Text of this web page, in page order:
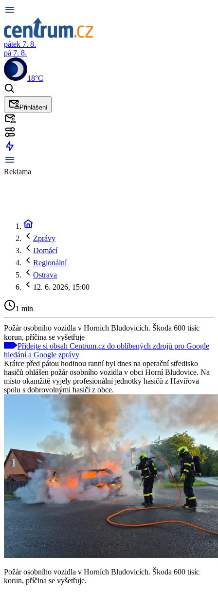
pátek 7. 8.
pá 7. 8.
18°C
Přihlášení
Reklama
Zprávy
Domácí
Regionální
Ostrava
12. 6. 2026, 15:00
1 min
Požár osobního vozidla v Horních Bludovicích. Škoda 600 tisíc
korun, příčina se vyšetřuje
Přidejte si obsah Centrum.cz do oblíbených zdrojů pro Google
hledání a Google zprávy
Krátce před pátou hodinou ranní byl dnes na operační středisko
hasičů ohlášen požár osobního vozidla v obci Horní Bludovice. Na
místo okamžitě vyjely profesionální jednotky hasičů z Havířova
spolu s dobrovolnými hasiči z obce.
Požár osobního vozidla v Horních Bludovicích. Škoda 600 tisíc
korun, příčina se vyšetřuje.